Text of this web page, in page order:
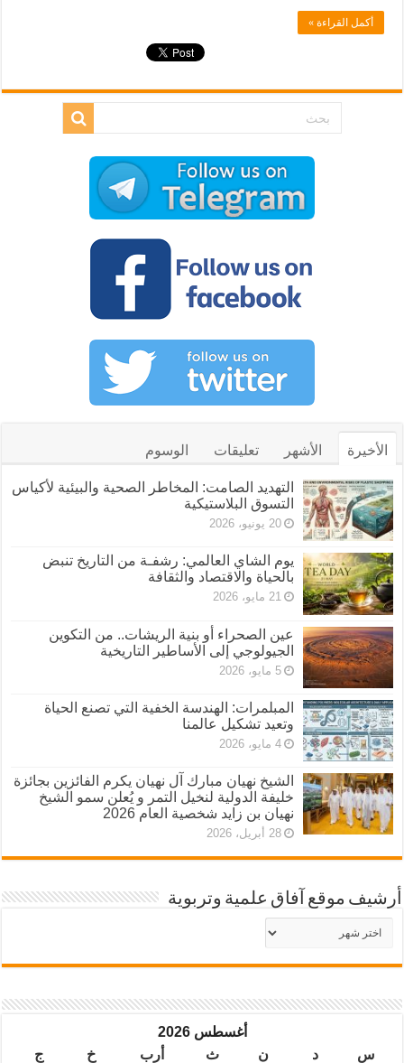
أكمل القراءة »
الأخيرة الأشهر تعليقات الوسوم
التهديد الصامت: المخاطر الصحية والبيئية لأكياس
التسوق البلاستيكية
20 يونيو، 2026
يوم الشاي العالمي: رشفـة من التاريخ تنبض
بالحياة والاقتصاد والثقافة
21 مايو، 2026
عين الصحراء أو بنية الريشات.. من التكوين
الجيولوجي إلى الأساطير التاريخية
5 مايو، 2026
المبلمرات: الهندسة الخفية التي تصنع الحياة
وتعيد تشكيل عالمنا
4 مايو، 2026
الشيخ نهيان مبارك آل نهيان يكرم الفائزين بجائزة
خليفة الدولية لنخيل التمر و يُعلن سمو الشيخ
نهيان بن زايد شخصية العام 2026
28 أبريل، 2026
أرشيف موقع آفاق علمية وتربوية
أرشيف
موقع
أغسطس 2026
س
د ن ث أرب خ ج